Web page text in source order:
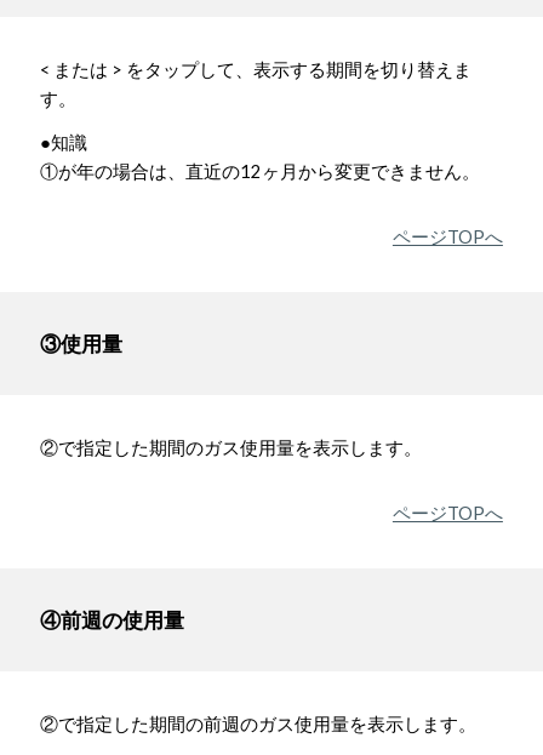
< または > をタップして、表示する期間を切り替えま
す。
●知識
①が年の場合は、直近の12ヶ月から変更できません。
ページTOPへ
③使用量
②で指定した期間のガス使用量を表示します。
ページTOPへ
④前週の使用量
②で指定した期間の前週のガス使用量を表示します。